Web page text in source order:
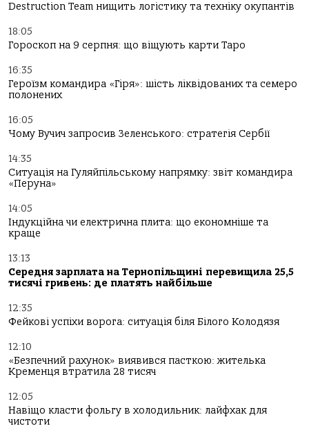
Destruction Team нищить логістику та техніку окупантів
18:05
Гороскоп на 9 серпня: що віщують карти Таро
16:35
Героїзм командира «Гіря»: шість ліквідованих та семеро
полонених
16:05
Чому Вучич запросив Зеленського: стратегія Сербії
14:35
Ситуація на Гуляйпільському напрямку: звіт командира
«Перуна»
14:05
Індукційна чи електрична плита: що економніше та
краще
13:13
Середня зарплата на Тернопільщині перевищила 25,5
тисячі гривень: де платять найбільше
12:35
Фейкові успіхи ворога: ситуація біля Білого Колодязя
12:10
«Безпечний рахунок» виявився пасткою: жителька
Кременця втратила 28 тисяч
12:05
Навіщо класти фольгу в холодильник: лайфхак для
чистоти